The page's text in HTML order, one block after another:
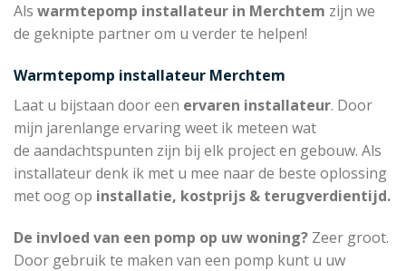
Als warmtepomp installateur in Merchtem zijn we
de geknipte partner om u verder te helpen!
Warmtepomp installateur Merchtem
Laat u bijstaan door een ervaren installateur. Door
mijn jarenlange ervaring weet ik meteen wat
de aandachtspunten zijn bij elk project en gebouw. Als
installateur denk ik met u mee naar de beste oplossing
met oog op installatie, kostprijs & terugverdientijd.
De invloed van een pomp op uw woning? Zeer groot.
Door gebruik te maken van een pomp kunt u uw